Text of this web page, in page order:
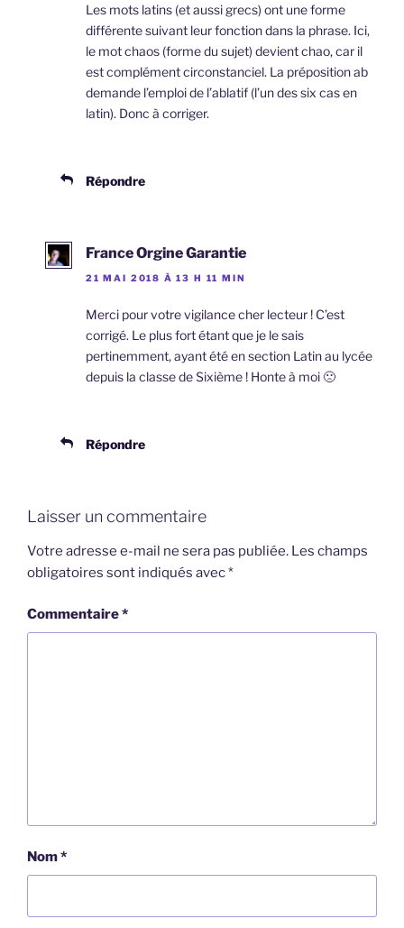
Les mots latins (et aussi grecs) ont une forme
différente suivant leur fonction dans la phrase. Ici,
le mot chaos (forme du sujet) devient chao, car il
est complément circonstanciel. La préposition ab
demande l’emploi de l’ablatif (l’un des six cas en
latin). Donc à corriger.
Répondre
France Orgine Garantie
21 MAI 2018 À 13 H 11 MIN
Merci pour votre vigilance cher lecteur ! C’est
corrigé. Le plus fort étant que je le sais
pertinemment, ayant été en section Latin au lycée
depuis la classe de Sixième ! Honte à moi 🙁
Répondre
Laisser un commentaire
Votre adresse e-mail ne sera pas publiée. Les champs
obligatoires sont indiqués avec*
Commentaire*
Nom*